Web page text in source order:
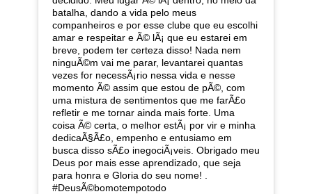
batalha, dando a vida pelo meus
companheiros e por esse clube que eu escolhi
amar e respeitar e Ã© lÃ¡ que eu estarei em
breve, podem ter certeza disso! Nada nem
ninguÃ©m vai me parar, levantarei quantas
vezes for necessÃ¡rio nessa vida e nesse
momento Ã© assim que estou de pÃ©, com
uma mistura de sentimentos que me farÃ£o
refletir e me tornar ainda mais forte. Uma
coisa Ã© certa, o melhor estÃ¡ por vir e minha
dedicaÃ§Ã£o, empenho e entusiamo em
busca disso sÃ£o inegociÃ¡veis. Obrigado meu
Deus por mais esse aprendizado, que seja
para honra e Gloria do seu nome! .
#DeusÃ©bomotempotodo